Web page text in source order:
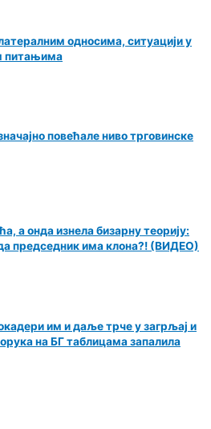
односима, ситуацији у
питањима
повећале ниво трговинске
а онда изнела бизарну теорију:
председник има клона?! (ВИДЕО)
им и даље трче у загрљај и
на БГ таблицама запалила